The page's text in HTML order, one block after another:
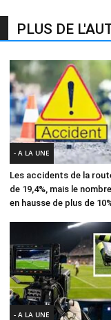
PLUS DE
- A LA UNE
Les accidents de la
de 19,4%, mais le
en hausse de plus de
- A LA UNE